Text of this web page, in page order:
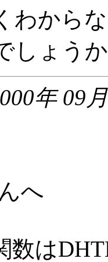
わから
しょう
年 09
へ
数は